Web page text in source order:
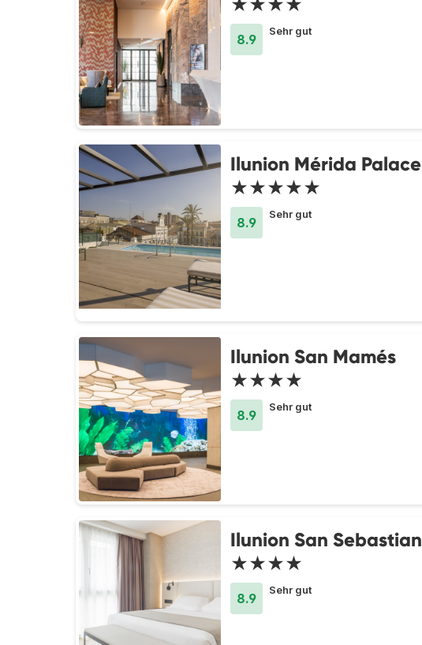
★★★★
8.9
Sehr gut
Ilunion Mérida Palace
★★★★★
8.9
Sehr gut
Ilunion San Mamés
★★★★
8.9
Sehr gut
Ilunion San Sebastian
★★★★
8.9
Sehr gut